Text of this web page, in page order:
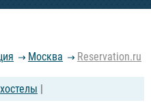
Москва Reservation.ru
|